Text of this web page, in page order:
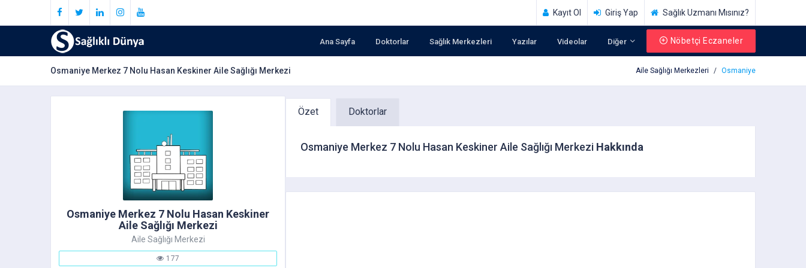
Kayıt Ol Giriş Yap Sağlık Uzmanı Mısınız?
Ana Sayfa Doktorlar Sağlık Merkezleri Yazılar Videolar Diğer Nöbetçi Eczaneler
Osmaniye Merkez 7 Nolu Hasan Keskiner Aile Sağlığı Merkezi Aile Sağlığı Merkezleri Osmaniye
Osmaniye Merkez 7 Nolu Hasan Keskiner
Aile Sağlığı Merkezi
Aile Sağlığı Merkezi
177
Özet Doktorlar
Osmaniye Merkez 7 Nolu Hasan Keskiner Aile Sağlığı Merkezi Hakkında